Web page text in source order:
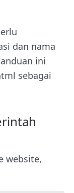
dan nama
ini
sebagai
website,